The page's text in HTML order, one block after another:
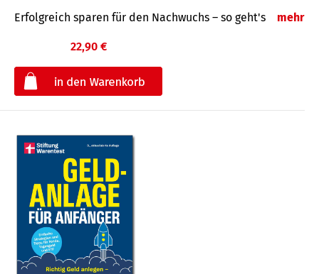
Erfolgreich sparen für den Nachwuchs – so geht's mehr
22,90 €